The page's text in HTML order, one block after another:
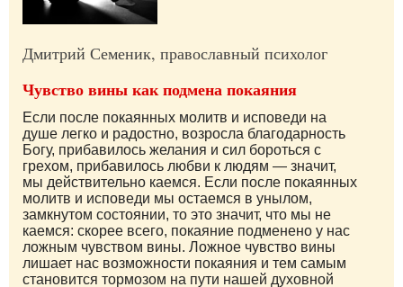
Дмитрий Семеник, православный психолог
Чувство вины как подмена покаяния
Если после покаянных молитв и исповеди на
душе легко и радостно, возросла благодарность
Богу, прибавилось желания и сил бороться с
грехом, прибавилось любви к людям — значит,
мы действительно каемся. Если после покаянных
молитв и исповеди мы остаемся в унылом,
замкнутом состоянии, то это значит, что мы не
каемся: скорее всего, покаяние подменено у нас
ложным чувством вины. Ложное чувство вины
лишает нас возможности покаяния и тем самым
становится тормозом на пути нашей духовной